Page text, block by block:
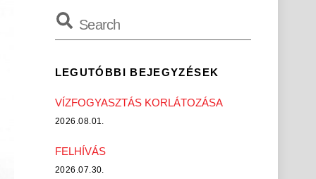
LEGUTÓBBI BEJEGYZÉSEK
VÍZFOGYASZTÁS KORLÁTOZÁSA
2026.08.01.
FELHÍVÁS
2026.07.30.